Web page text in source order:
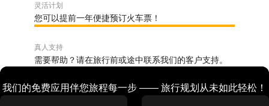
灵活计划
您可以提前一年便捷预订火车票！
真人支持
需要帮助？请在旅行前或途中联系我们的客户支持。
我们的免费应用伴您旅程每一步 —— 旅行规划从未如此轻松！